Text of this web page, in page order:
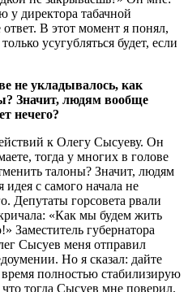
у директора табачной
В этот момент я понял,
усугубляться будет, если
не укладывалось, как
Значит, людям вообще
нечего?
к Олегу Сысуеву. Он
тогда у многих в голове
талоны? Значит, людям
идея с самого начала не
Депутаты горсовета рвали
«Как мы будем жить
Заместитель губернатора
Сысуев меня отправил
Но я сказал: дайте
полностью стабилизирую
тогда Сысуев мне поверил.